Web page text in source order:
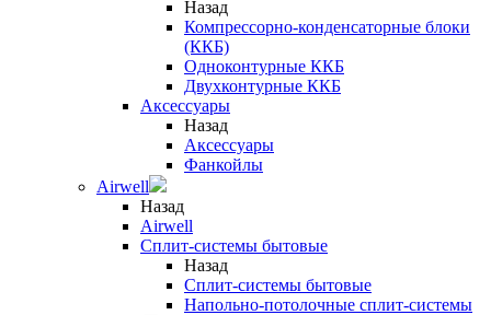
Назад
Компрессорно-конденсаторные блоки
(ККБ)
Одноконтурные ККБ
Двухконтурные ККБ
Аксессуары
Назад
Аксессуары
Фанкойлы
Airwell
Назад
Airwell
Сплит-системы бытовые
Назад
Сплит-системы бытовые
Напольно-потолочные сплит-системы